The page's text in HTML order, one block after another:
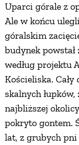
Uparci górale z
Ale w końcu
góralskim
budynek
według projektu
Kościeliska.
skalnych
najbliższej
pokryto gontem.
lat, z grubych pni